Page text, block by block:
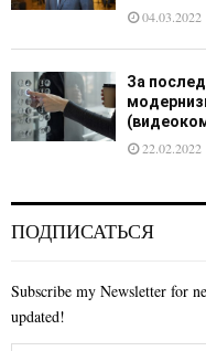
04.03.2022
За
22.02.2022
ПОДПИСАТЬСЯ
Subscribe my Newsletter for
updated!